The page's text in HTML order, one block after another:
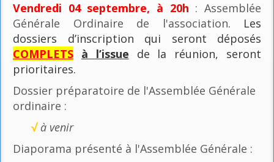
Vendredi 04 septembre, à 20h : Assemblée
Générale Ordinaire de l'association. Les
dossiers d’inscription qui seront déposés
COMPLETS à l’issue de la réunion, seront
prioritaires.
Dossier préparatoire de l'Assemblée Générale
ordinaire :
√ à venir
Diaporama présenté à l'Assemblée Générale :